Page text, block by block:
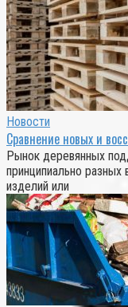
Новости
Сравнение новых и
Рынок деревянных
принципиально разных
изделий или